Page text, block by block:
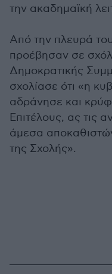
την ακαδημαϊκή
Από την πλευρά
προέβησαν σε
Δημοκρατικής
σχολίασε ότι «η
αδράνησε και
Επιτέλους, ας τις
άμεσα
της Σχολής».